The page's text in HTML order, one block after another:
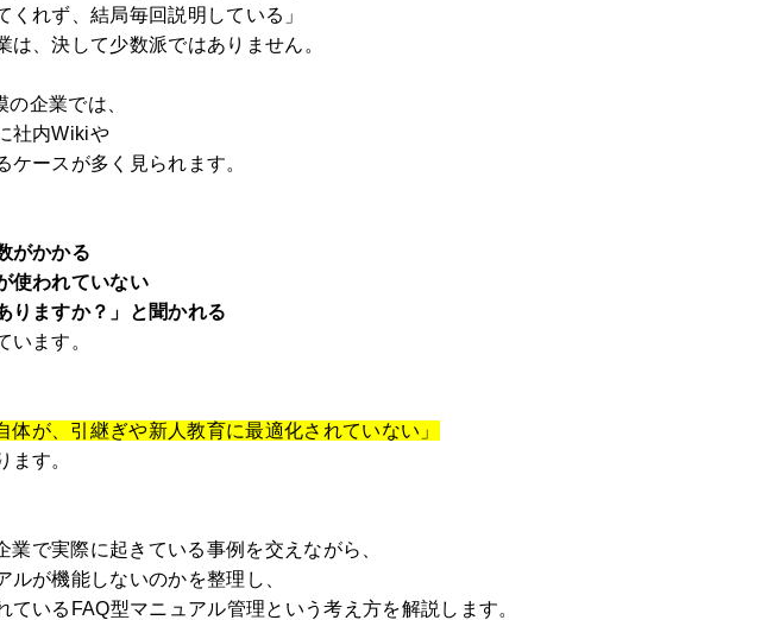
くれず、結局毎回説明している」
は、決して少数派ではありません。
企業では、
社内Wikiや
ースが多く見られます。
がかかる
使われていない
りますか？」と聞かれる
います。
体が、引継ぎや新人教育に最適化されていない」
ます。
で実際に起きている事例を交えながら、
ルが機能しないのかを整理し、
ているFAQ型マニュアル管理という考え方を解説します。